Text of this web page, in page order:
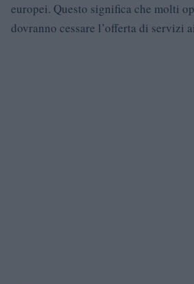
europei. Questo significa che molti
dovranno cessare l’offerta di servizi